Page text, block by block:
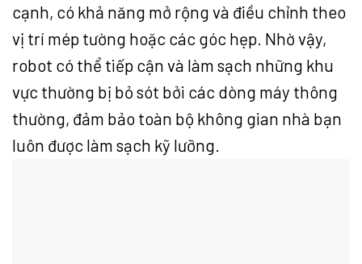
cạnh, có khả năng mở rộng và điều chỉnh theo
vị trí mép tường hoặc các góc hẹp. Nhờ vậy,
robot có thể tiếp cận và làm sạch những khu
vực thường bị bỏ sót bởi các dòng máy thông
thường, đảm bảo toàn bộ không gian nhà bạn
luôn được làm sạch kỹ lưỡng.